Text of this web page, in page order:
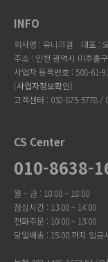
INFO
회사명 : 유니크걸
대표 :
주소 : 인천 광역시 미추홀
사업자 등록번호 : 508-61-
[사업자정보확인]
고객센터 : 032-875-5778 /
CS Center
010-8638-
월 ~ 금 : 10:00 ~ 18:00
점심시간 : 13:00 ~ 14:00
전화주문 : 10:00 ~ 13:00
당일배송 : 15:00 까지 입금